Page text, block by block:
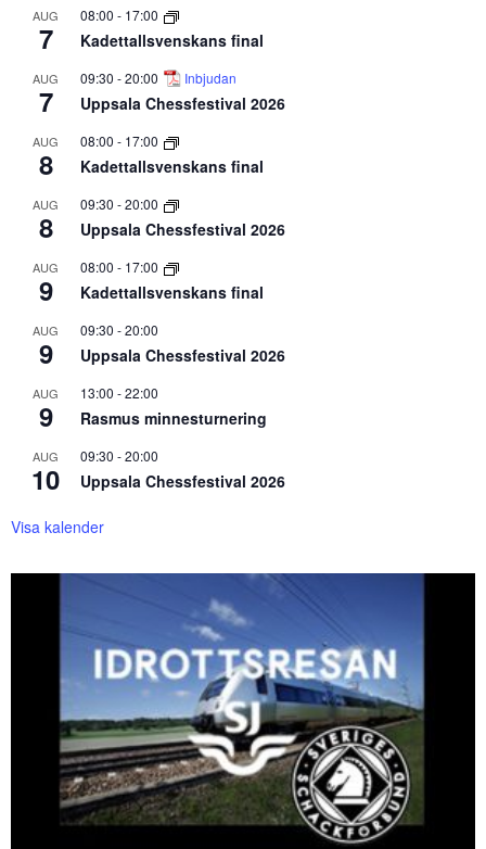
AUG
7
08:00 - 17:00
Kadettallsvenskans final
AUG
7
09:30 -20:00 Inbjudan
Uppsala Chessfestival 2026
AUG
8
08:00 - 17:00
Kadettallsvenskans final
AUG
8
09:30 -20:00
Uppsala Chessfestival 2026
AUG
9
08:00 - 17:00
Kadettallsvenskans final
AUG
9
09:30 -20:00
Uppsala Chessfestival 2026
AUG
9
13:00 -22:00
Rasmus minnesturnering
AUG
10
09:30 -20:00
Uppsala Chessfestival 2026
Visa kalender